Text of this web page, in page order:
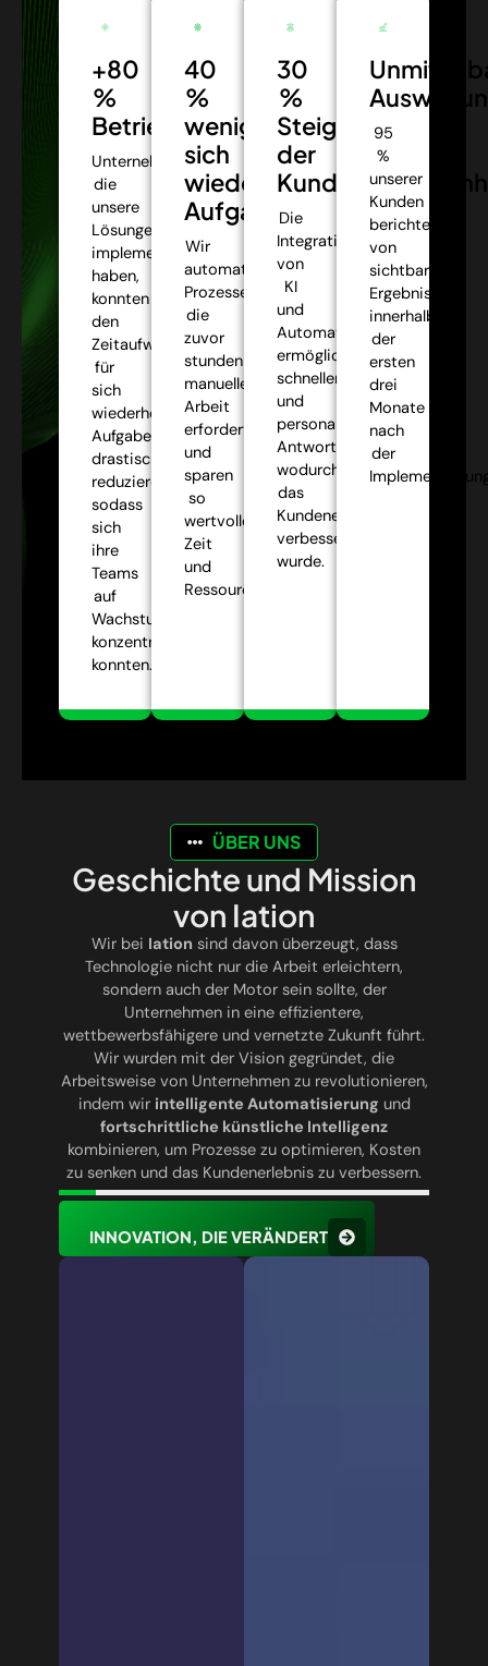
+80
%
Betriebseffizienz:
Unternehmen,
die
unsere
Lösungen
implementiert
haben,
konnten
den
Zeitaufwand
für
sich
wiederholende
Aufgaben
drastisch
reduzieren,
sodass
sich
ihre
Teams
auf
Wachstumsstrategien
konzentrieren
konnten.
40
%
weniger
sich
wiederholende
Aufgaben:
Wir
automatisieren
Prozesse,
die
zuvor
stundenlange
manuelle
Arbeit
erforderten,
und
sparen
so
wertvolle
Zeit
und
Ressourcen.
30
%
Steigerung
der
Die
Integration
von
KI
und
Automatisierung
ermöglichte
schnellere
und
personalisiertere
Antworten,
wodurch
das
Kundenerlebnis
verbessert
wurde.
95
%
unserer
Kunden
berichteten
von
sichtbaren
Ergebnissen
innerhalb
der
ersten
drei
Monate
nach
der
ÜBER UNS
Geschichte und Mission
von Iation
Wir bei Iation sind davon überzeugt, dass
Technologie nicht nur die Arbeit erleichtern,
sondern auch der Motor sein sollte, der
Unternehmen in eine effizientere,
wettbewerbsfähigere und vernetzte Zukunft führt.
Wir wurden mit der Vision gegründet, die
Arbeitsweise von Unternehmen zu revolutionieren,
indem wir intelligente Automatisierung und
fortschrittliche künstliche Intelligenz
kombinieren, um Prozesse zu optimieren, Kosten
zu senken und das Kundenerlebnis zu verbessern.
INNOVATION, DIE VERÄNDERT